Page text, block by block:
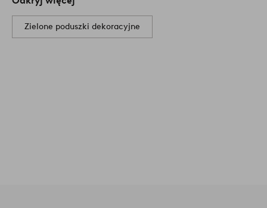
Zielone poduszki dekoracyjne